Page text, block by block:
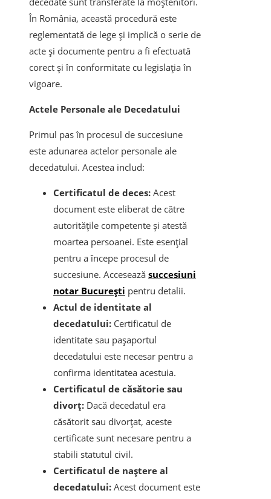
În România, această procedură este
reglementată de lege și implică o serie de
acte și documente pentru a fi efectuată
corect și în conformitate cu legislația în
vigoare.
Actele Personale ale Decedatului
Primul pas în procesul de succesiune
este adunarea actelor personale ale
decedatului. Acestea includ:
Certificatul de deces: Acest
document este eliberat de către
autoritățile competente și atestă
moartea persoanei. Este esențial
pentru a începe procesul de
succesiune. Accesează succesiuni
notar București pentru detalii.
Actul de identitate al
decedatului: Certificatul de
identitate sau pașaportul
decedatului este necesar pentru a
confirma identitatea acestuia.
Certificatul de căsătorie sau
divorț: Dacă decedatul era
căsătorit sau divorțat, aceste
certificate sunt necesare pentru a
stabili statutul civil.
Certificatul de naștere al
decedatului: Acest document este